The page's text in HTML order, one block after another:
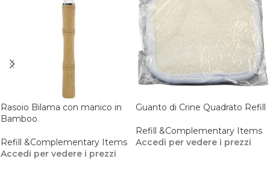
Rasoio Bilama con manico in
Bamboo
Refill &Complementary Items
Accedi per vedere i prezzi
Guanto di Crine Quadrato Refill
Refill &Complementary Items
Accedi per vedere i prezzi